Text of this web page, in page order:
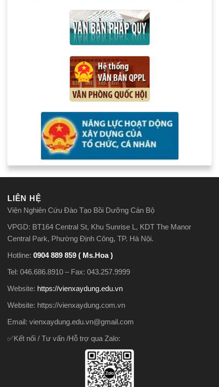
LIÊN HỆ
Viện Nghiên Cứu Đào Tạo Bồi Dưỡng Cán Bộ
VPGD: BT164 Central St, Khu Sunrise L, KDT The Manor
Central Park, Phường Định Công, TP. Hà Nội.
Hotline: 0904 889 859 ( Ms.Hoa )
Tel: 046.686.8910 – Fax: 043.257.9999
Website: https://vienxaydung.edu.vn
Website: https://vienxaydung.com.vn
Email: vienxaydung.edu.vn@gmail.com
✅Kết nối / Tư vấn /Hỗ trợ qua Zalo: